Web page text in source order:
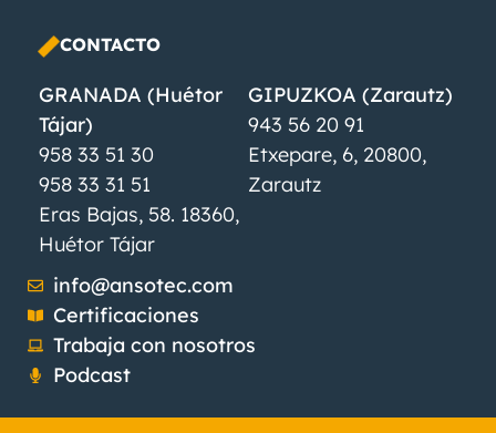
CONTACTO
GRANADA (Huétor
Tájar)
958 33 51 30
958 33 31 51
Eras Bajas, 58. 18360,
Huétor Tájar
GIPUZKOA (Zarautz)
943 56 20 91
Etxepare, 6, 20800,
Zarautz
info@ansotec.com
Certificaciones
Trabaja con nosotros
Podcast